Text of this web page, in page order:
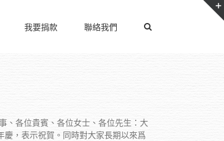
我要捐款 聯絡我們
、各位貴賓、各位女士、各位先生：大
，表示祝賀。同時對大家長期以來爲